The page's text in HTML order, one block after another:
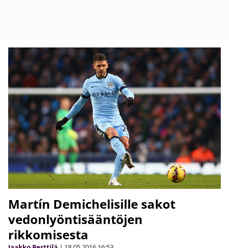
Martín Demichelisille sakot
vedonlyöntisääntöjen
rikkomisesta